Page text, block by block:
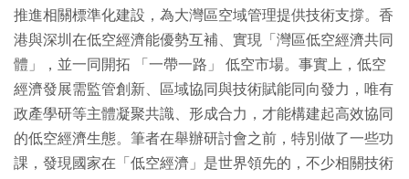
推進相關標準化建設，為大灣區空域管理提供技術支撐。香
港與深圳在低空經濟能優勢互補、實現「灣區低空經濟共同
體」，並一同開拓 「一帶一路」 低空市場。事實上，低空
經濟發展需監管創新、區域協同與技術賦能同向發力，唯有
政產學研等主體凝聚共識、形成合力，才能構建起高效協同
的低空經濟生態。筆者在舉辦研討會之前，特別做了一些功
課，發現國家在「低空經濟」是世界領先的，不少相關技術